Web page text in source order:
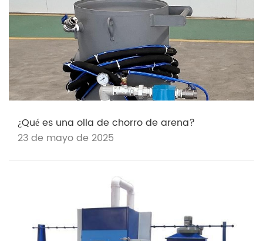
¿Qué es una olla de chorro de arena?
23 de mayo de 2025